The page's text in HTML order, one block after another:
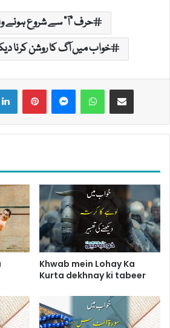
حرف "آ" سے شروع ہونے
خواب میں آگ کا روشن کرنا
LinkedInPinterestMessengerWhatsAppShare via Email
Khwab mein Lohay Ka
Kurta dekhnay ki tabeer